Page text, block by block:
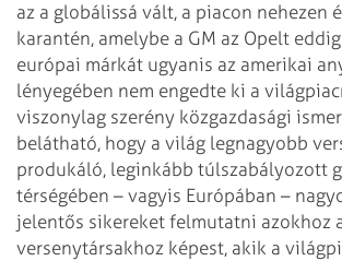
az a globálissá vált, a piacon nehezen
karantén, amelybe a GM az Opelt
európai márkát ugyanis az amerikai
lényegében nem engedte ki a
viszonylag szerény közgazdasági
belátható, hogy a világ legnagyobb
produkáló, leginkább túlszabályozott
térségében – vagyis Európában –
jelentős sikereket felmutatni azokhoz
versenytársakhoz képest, akik a